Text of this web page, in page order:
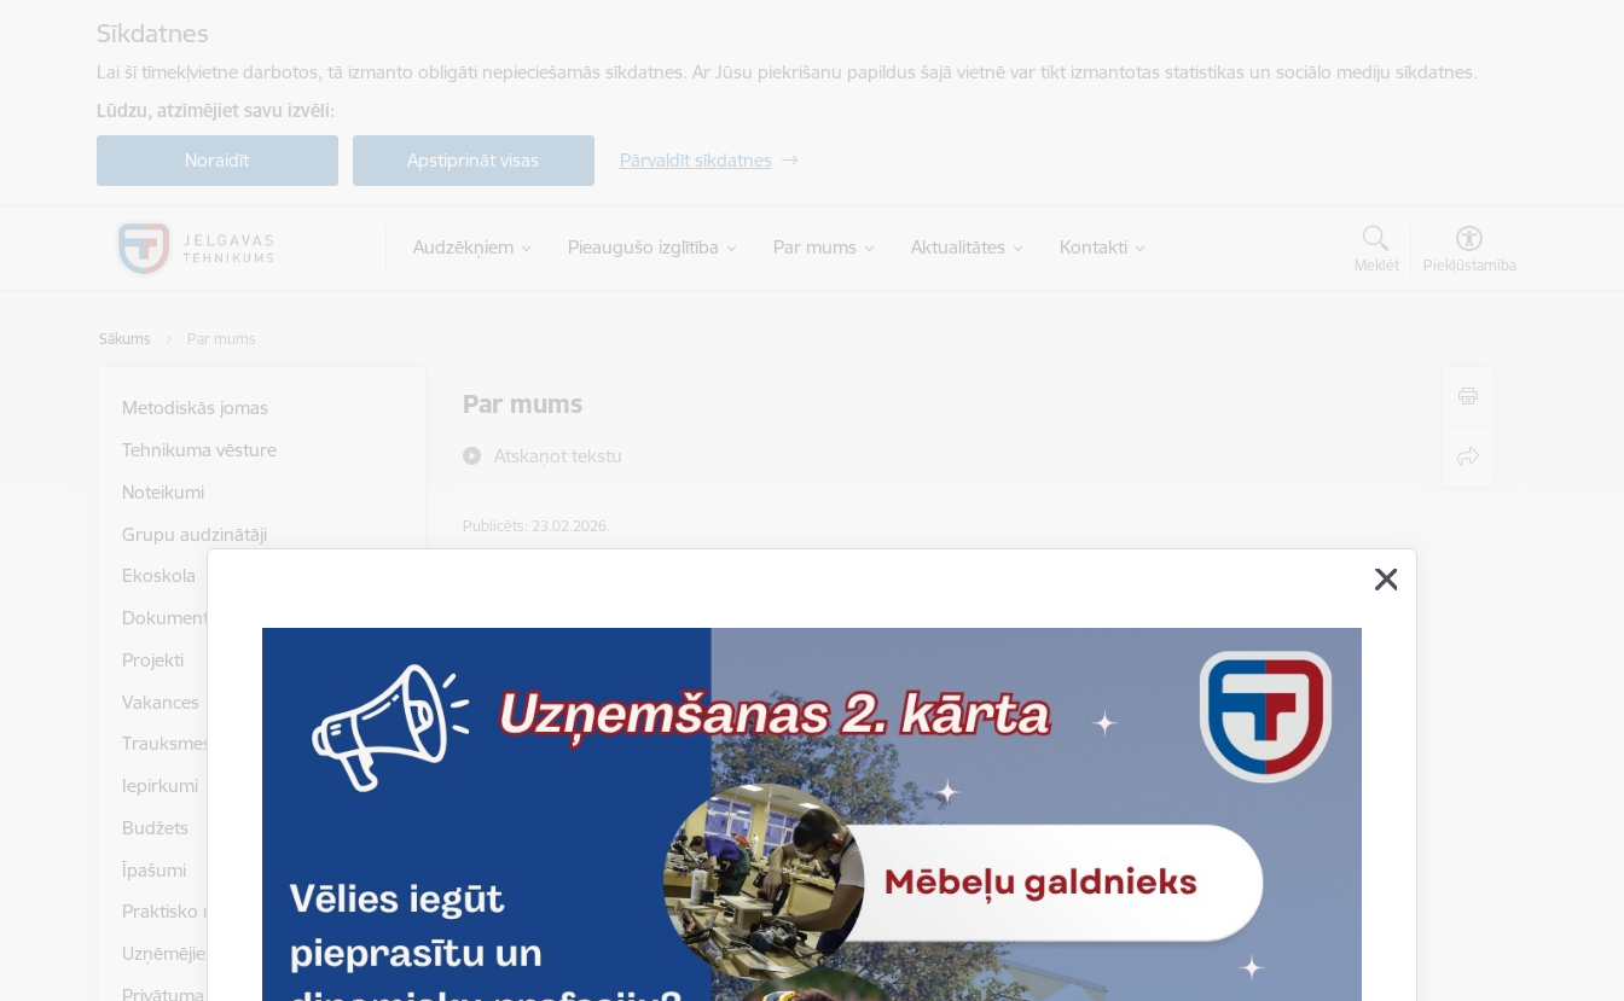
Sīkdatnes
Lai šī tīmekļvietne darbotos, tā izmanto obligāti nepieciešamās sīkdatnes. Ar Jūsu piekrišanu papildus šajā vietnē var tikt izmantotas statistikas un sociālo mediju sīkdatnes.
Lūdzu, atzīmējiet savu izvēli:
Noraidīt Apstiprināt visas Pārvaldīt sīkdatnes
Audzēkņiem Pieaugušo izglītība Par mums Aktualitātes Kontakti
Meklēt Piekļūstamība
Sākums Par mums
Par mums
Atskaņot tekstu
Metodiskās jomas
Tehnikuma vēsture
Noteikumi
Grupu audzinātāji
Ekoskola
Dokumenti
Projekti
Vakances
Trauksmes celšana
Iepirkumi
Budžets
Īpašumi
Praktisko mācību īstenošana
Uzņēmējiem
Privātuma politika
Publicēts: 23.02.2026.